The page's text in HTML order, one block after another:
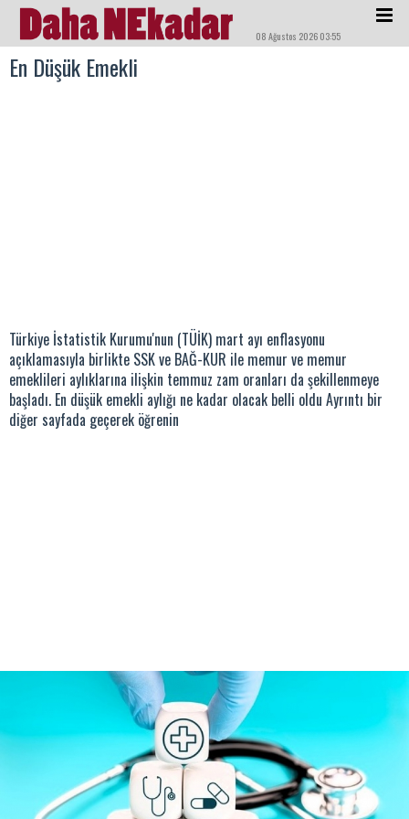
08 Ağustos 2026 03:55
En Düşük Emekli
Türkiye İstatistik Kurumu'nun (TÜİK) mart ayı enflasyonu
açıklamasıyla birlikte SSK ve BAĞ-KUR ile memur ve memur
emeklileri aylıklarına ilişkin temmuz zam oranları da şekillenmeye
başladı. En düşük emekli aylığı ne kadar olacak belli oldu Ayrıntı bir
diğer sayfada geçerek öğrenin